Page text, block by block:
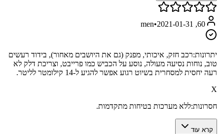
60, men
•2021-01-31
יתרונות:רכב חזק, איכותי, מפנק (גם את היושבים מאחור), בידוד רעשים
טוב, נוחות נסיעה מעולה, נוסע על הכביש כמו פרייבט, וצריכת דלק לא
רעה יחסית למסחרית בשיוט רגוע אפשר להגיע ל-14 קילומטר לליטר.
X
חסרונות:ללא מערכות בטיחות מתקדמות.
קרא עוד